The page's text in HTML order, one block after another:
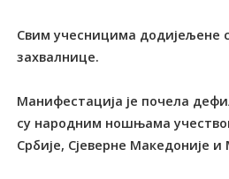
Свим учесницима додијељене
захвалнице.
Манифестација је почела
су народним ношњама
Србије, Сјеверне Македоније